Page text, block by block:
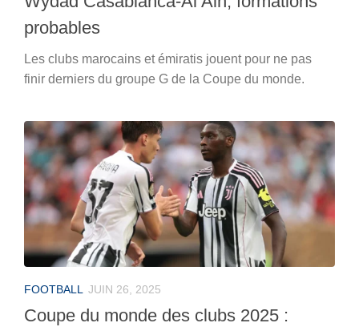
probables
Les clubs marocains et émiratis jouent pour ne pas
finir derniers du groupe G de la Coupe du monde.
FOOTBALL JUIN 26, 2025
Coupe du monde des clubs 2025 :